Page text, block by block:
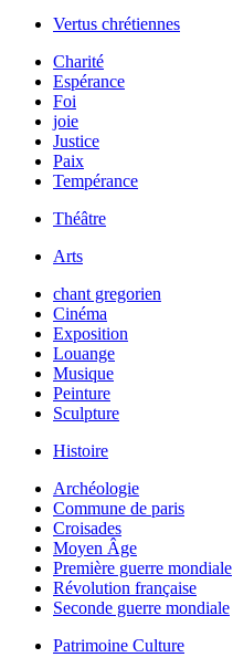
Vertus chrétiennes
Charité
Espérance
Foi
joie
Justice
Paix
Tempérance
Théâtre
Arts
chant gregorien
Cinéma
Exposition
Louange
Musique
Peinture
Sculpture
Histoire
Archéologie
Commune de paris
Croisades
Moyen Âge
Première guerre mondiale
Révolution française
Seconde guerre mondiale
Patrimoine Culture